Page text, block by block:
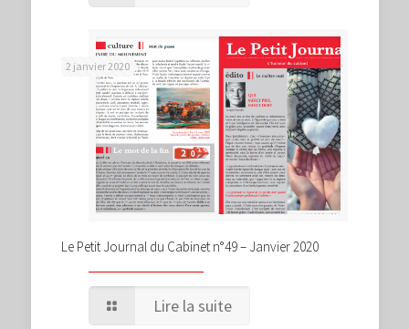
2 janvier 2020
Le Petit Journal du Cabinet n°49 – Janvier 2020
Lire la suite